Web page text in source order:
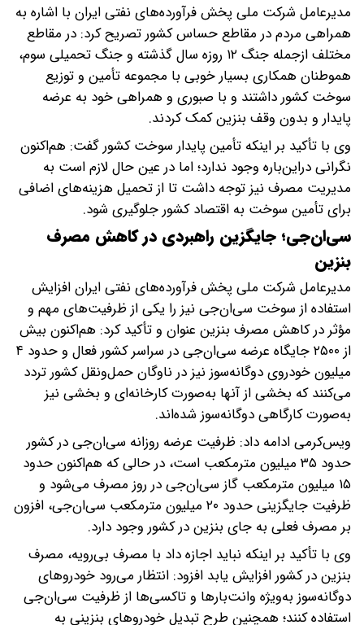
مدیرعامل شرکت ملی پخش فرآورده‌های نفتی ایران با اشاره به
همراهی مردم در مقاطع حساس کشور تصریح کرد: در مقاطع
مختلف ازجمله جنگ ۱۲ روزه سال گذشته و جنگ تحمیلی سوم،
هموطنان همکاری بسیار خوبی با مجموعه تأمین و توزیع
سوخت کشور داشتند و با صبوری و همراهی خود به عرضه
پایدار و بدون وقف بنزین کمک کردند.
وی با تأکید بر اینکه تأمین پایدار سوخت کشور گفت: هم‌اکنون
نگرانی دراین‌باره وجود ندارد؛ اما در عین حال لازم است به
مدیریت مصرف نیز توجه داشت تا از تحمیل هزینه‌های اضافی
برای تأمین سوخت به اقتصاد کشور جلوگیری شود.
سی‌ان‌جی؛ جایگزین راهبردی در کاهش مصرف
بنزین
مدیرعامل شرکت ملی پخش فرآورده‌های نفتی ایران افزایش
استفاده از سوخت سی‌ان‌جی نیز را یکی از ظرفیت‌های مهم و
مؤثر در کاهش مصرف بنزین عنوان و تأکید کرد: هم‌اکنون بیش
از ۲۵۰۰ جایگاه عرضه سی‌ان‌جی در سراسر کشور فعال و حدود ۴
میلیون خودروی دوگانه‌سوز نیز در ناوگان حمل‌ونقل کشور تردد
می‌کنند که بخشی از آنها به‌صورت کارخانه‌ای و بخشی نیز
به‌صورت کارگاهی دوگانه‌سوز شده‌اند.
ویس‌کرمی ادامه داد: ظرفیت عرضه روزانه سی‌ان‌جی در کشور
حدود ۳۵ میلیون مترمکعب است، در حالی که هم‌اکنون حدود
۱۵ میلیون مترمکعب گاز سی‌ان‌جی در روز مصرف می‌شود و
ظرفیت جایگزینی حدود ۲۰ میلیون مترمکعب سی‌ان‌جی، افزون
بر مصرف فعلی به جای بنزین در کشور وجود دارد.
وی با تأکید بر اینکه نباید اجازه داد با مصرف بی‌رویه، مصرف
بنزین در کشور افزایش یابد افزود: انتظار می‌رود خودروهای
دوگانه‌سوز به‌ویژه وانت‌بارها و تاکسی‌ها از ظرفیت سی‌ان‌جی
استفاده کنند؛ همچنین طرح تبدیل خودروهای بنزینی به